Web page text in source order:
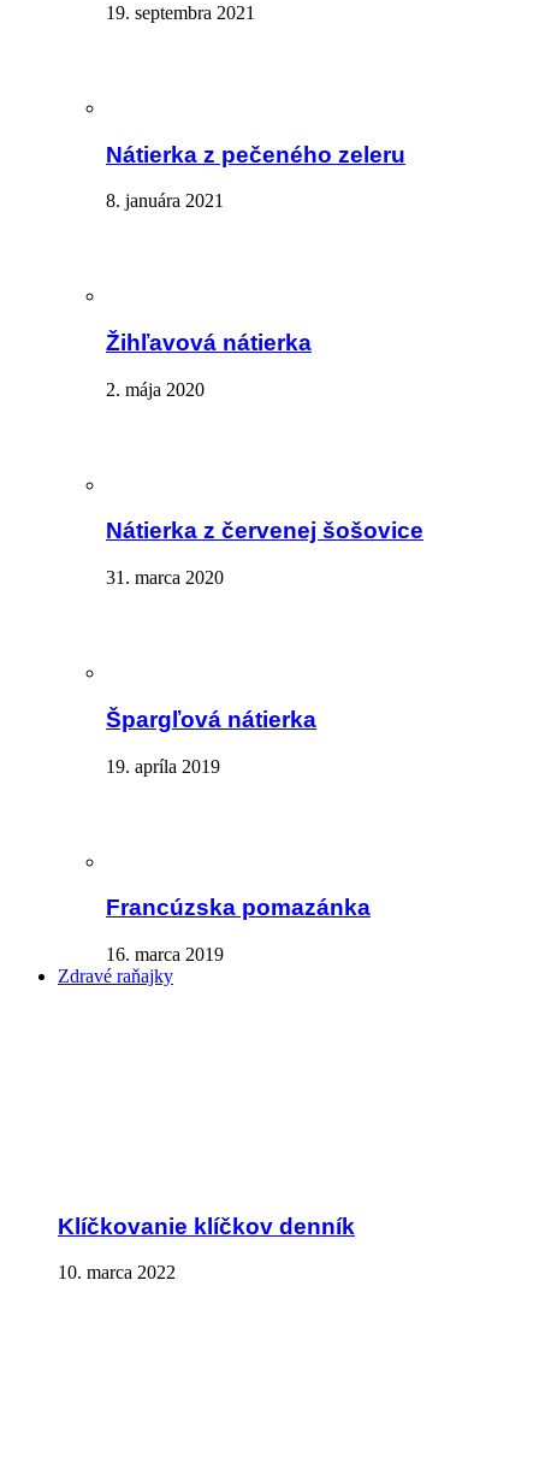
19. septembra 2021
Nátierka z pečeného zeleru
8. januára 2021
Žihľavová nátierka
2. mája 2020
Nátierka z červenej šošovice
31. marca 2020
Špargľová nátierka
19. apríla 2019
Francúzska pomazánka
16. marca 2019
Zdravé raňajky
Klíčkovanie klíčkov denník
10. marca 2022